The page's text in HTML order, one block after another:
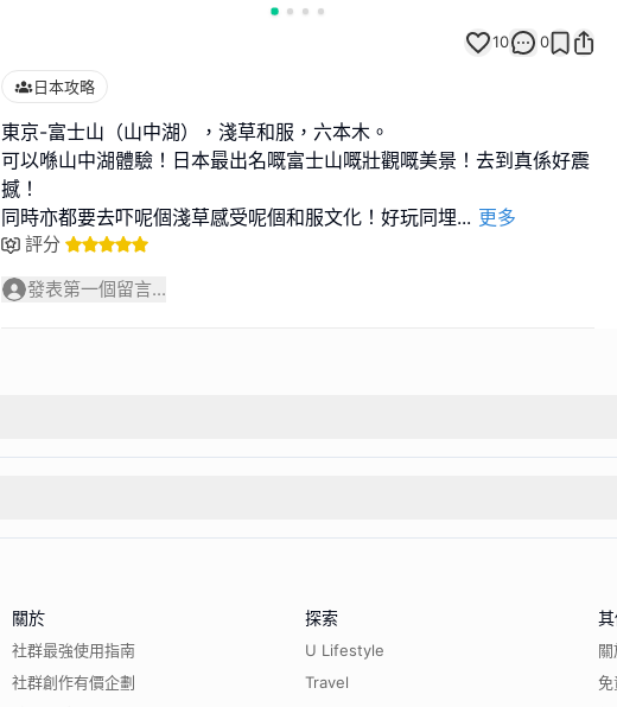
10 0
日本攻略
東京-富士山（山中湖），淺草和服，六本木。
可以喺山中湖體驗！日本最出名嘅富士山嘅壯觀嘅美景！去到真係好震
撼！
同時亦都要去吓呢個淺草感受呢個和服文化！好玩同埋... 更多
評分
發表第一個留言...
關於
社群最強使用指南
社群創作有價企劃
探索
U Lifestyle
Travel
免